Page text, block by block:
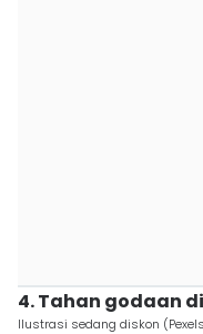
4. Tahan godaan
Ilustrasi sedang diskon